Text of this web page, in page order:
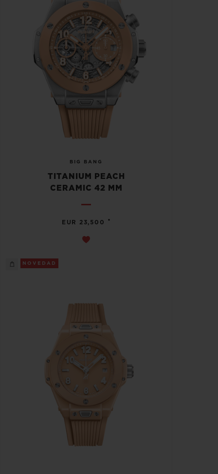
BIG BANG
TITANIUM PEACH
CERAMIC 42 MM
EUR 23,500 •
NOVEDAD